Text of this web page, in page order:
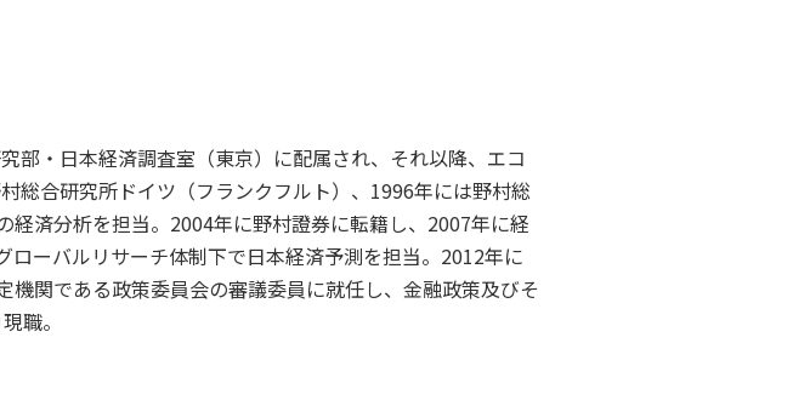
部・日本経済調査室（東京）に配属され、それ以降、エコ
総合研究所ドイツ（フランクフルト）、1996年には野村総
経済分析を担当。2004年に野村證券に転籍し、2007年に経
ローバルリサーチ体制下で日本経済予測を担当。2012年に
機関である政策委員会の審議委員に就任し、金融政策及びそ
職。